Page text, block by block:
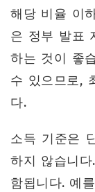
해당 비율 이
은 정부 발표
하는 것이 좋
수 있으므로,
다.
소득 기준은
하지 않습니
함됩니다. 예